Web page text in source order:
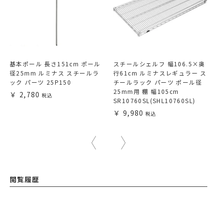
基本ポール 長さ151cm ポール
径25mm ルミナス スチールラ
ック パーツ 25P150
2,780
スチールシェルフ 幅106.5×奥
行61cm ルミナスレギュラー ス
チールラック パーツ ポール径
25mm用 棚 幅105cm
SR10760SL(SHL10760SL)
9,980
閲覧履歴